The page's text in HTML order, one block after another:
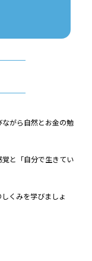
がら自然とお金の勉
と「自分で生きてい
くみを学びましょ